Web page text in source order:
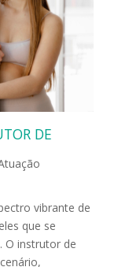
DE
vibrante de
que se
O instrutor de